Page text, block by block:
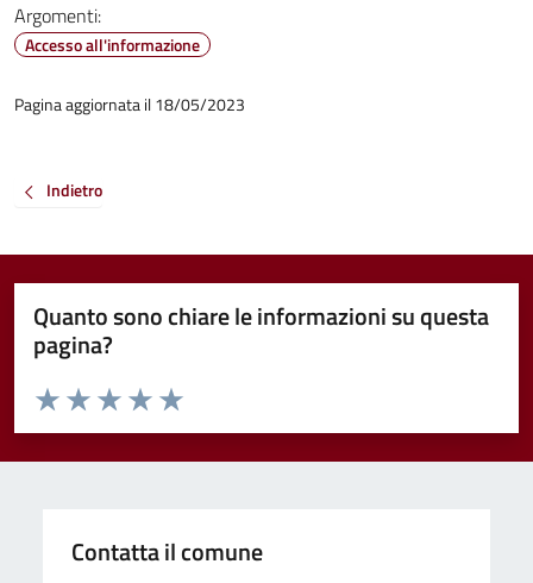
Argomenti:
Accesso all'informazione
Pagina aggiornata il 18/05/2023
Indietro
Quanto sono chiare le informazioni su questa
pagina?
Valuta da 1 a 5 stelle la pagina
Valuta 5 stelle su 5
Valuta 4 stelle su 5
Valuta 3 stelle su 5
Valuta 2 stelle su 5
Valuta 1 stelle su 5
Contatta il comune